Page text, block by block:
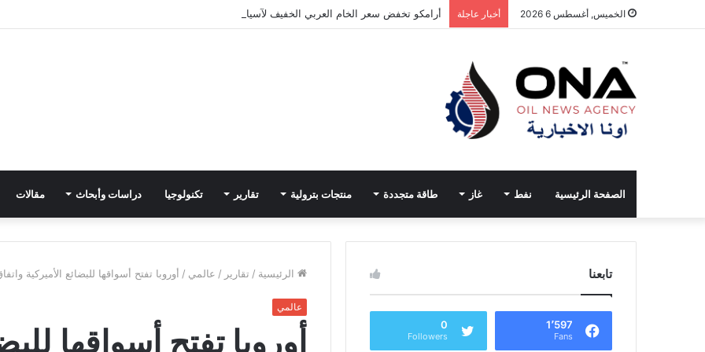
الخميس, أغسطس 6 2026 أخبار عاجلة أرامكو تخفض سعر الخام العربي الخفيف لآسيا في سبتمبر
الصفحة الرئيسية نفط غاز طاقة متجددة منتجات بترولية تقارير تكنولوجيا دراسات وأبحاث مقالات
الرئيسية / تقارير / عالمي / أوروبا تفتح أسواقها للبضائع الأميركية
عالمي
أوروبا تفتح أسواقها
تابعنا
1٬597
Fans
0
Followers